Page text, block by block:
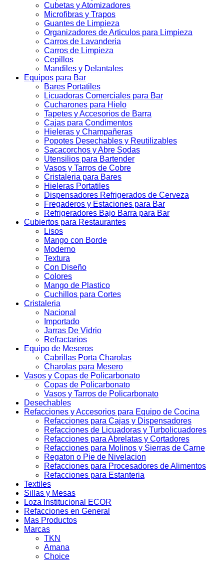
Cubetas y Atomizadores
Microfibras y Trapos
Guantes de Limpieza
Organizadores de Articulos para Limpieza
Carros de Lavanderia
Carros de Limpieza
Cepillos
Mandiles y Delantales
Equipos para Bar
Bares Portatiles
Licuadoras Comerciales para Bar
Cucharones para Hielo
Tapetes y Accesorios de Barra
Cajas para Condimentos
Hieleras y Champañeras
Popotes Desechables y Reutilizables
Sacacorchos y Abre Sodas
Utensilios para Bartender
Vasos y Tarros de Cobre
Cristaleria para Bares
Hieleras Portatiles
Dispensadores Refrigerados de Cerveza
Fregaderos y Estaciones para Bar
Refrigeradores Bajo Barra para Bar
Cubiertos para Restaurantes
Lisos
Mango con Borde
Moderno
Textura
Con Diseño
Colores
Mango de Plastico
Cuchillos para Cortes
Cristaleria
Nacional
Importado
Jarras De Vidrio
Refractarios
Equipo de Meseros
Cabrillas Porta Charolas
Charolas para Mesero
Vasos y Copas de Policarbonato
Copas de Policarbonato
Vasos y Tarros de Policarbonato
Desechables
Refacciones y Accesorios para Equipo de Cocina
Refacciones para Cajas y Dispensadores
Refacciones de Licuadoras y Turbolicuadores
Refacciones para Abrelatas y Cortadores
Refacciones para Molinos y Sierras de Carne
Regaton o Pie de Nivelacion
Refacciones para Procesadores de Alimentos
Refacciones para Estanteria
Textiles
Sillas y Mesas
Loza Institucional ECOR
Refacciones en General
Mas Productos
Marcas
TKN
Amana
Choice